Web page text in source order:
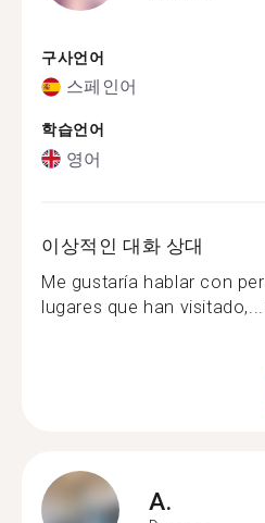
구사언어
스페인어
학습언어
영어
이상적인 대화 상대
Me gustaría hablar con
lugares que han visitado,...
A.